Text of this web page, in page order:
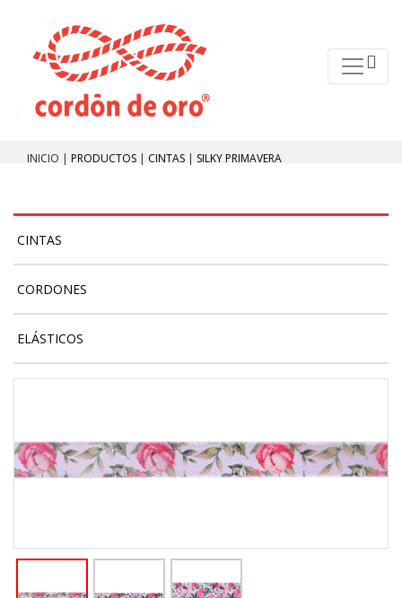
INICIO | PRODUCTOS | CINTAS | SILKY PRIMAVERA
CINTAS
CORDONES
ELÁSTICOS